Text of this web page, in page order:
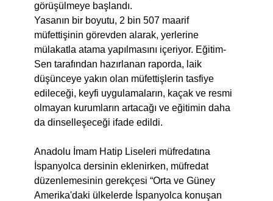
görüşülmeye başlandı.
Yasanın bir boyutu, 2 bin 507 maarif
müfettişinin görevden alarak, yerlerine
mülakatla atama yapılmasını içeriyor. Eğitim-
Sen tarafından hazırlanan raporda, laik
düşünceye yakın olan müfettişlerin tasfiye
edileceği, keyfi uygulamaların, kaçak ve resmi
olmayan kurumların artacağı ve eğitimin daha
da dinselleşeceği ifade edildi.
Anadolu İmam Hatip Liseleri müfredatına
İspanyolca dersinin eklenirken, müfredat
düzenlemesinin gerekçesi “Orta ve Güney
Amerika'daki ülkelerde İspanyolca konuşan